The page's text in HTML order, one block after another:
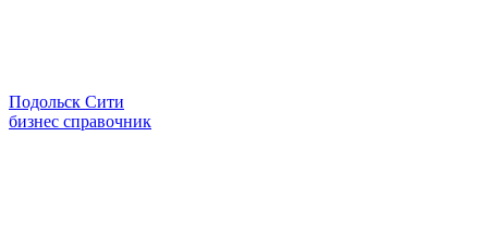
Подольск Сити
бизнес справочник